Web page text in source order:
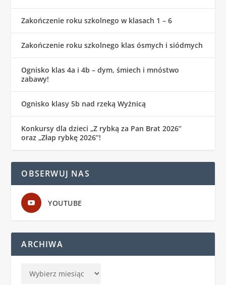
Zakończenie roku szkolnego w klasach 1 – 6
Zakończenie roku szkolnego klas ósmych i siódmych
Ognisko klas 4a i 4b – dym, śmiech i mnóstwo
zabawy!
Ognisko klasy 5b nad rzeką Wyżnicą
Konkursy dla dzieci „Z rybką za Pan Brat 2026”
oraz „Złap rybkę 2026”!
OBSERWUJ NAS
YOUTUBE
ARCHIWA